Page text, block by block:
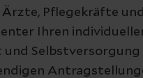
Pflegekräfte
Ihren
Selbstversorgung